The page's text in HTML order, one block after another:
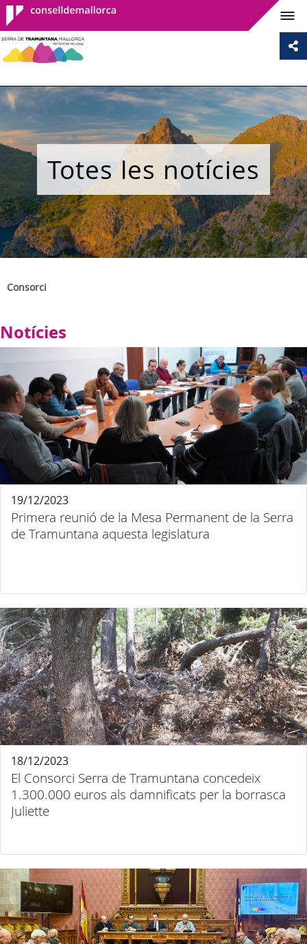
Consell de
Mallorca
Totes les notícies
Consorci
Notícies
Primera reunió de la Mesa Permanent de la Serra
de Tramuntana aquesta legislatura
19/12/2023
El Consorci Serra de Tramuntana concedeix
1.300.000 euros als damnificats per la borrasca
Juliette
18/12/2023